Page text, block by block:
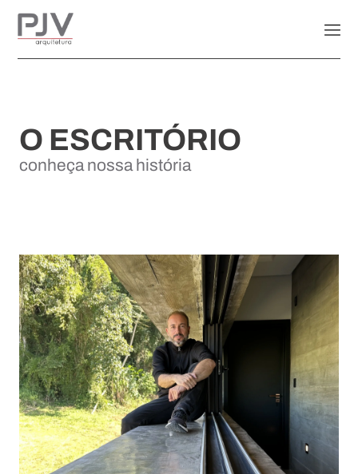
O ESCRITÓRIO
conheça nossa história